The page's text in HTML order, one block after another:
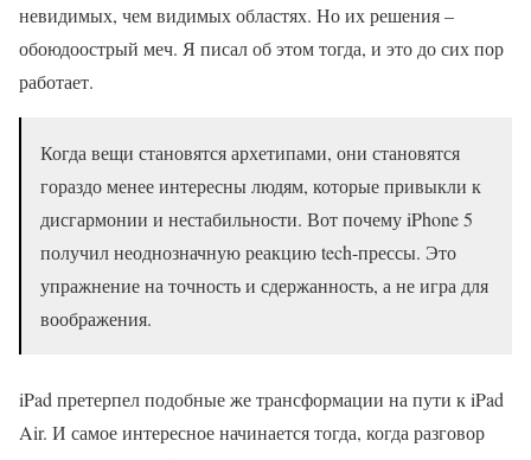
невидимых, чем видимых областях. Но их решения –
обоюдоострый меч. Я писал об этом тогда, и это до сих пор
работает.
Когда вещи становятся архетипами, они становятся
гораздо менее интересны людям, которые привыкли к
дисгармонии и нестабильности. Вот почему iPhone 5
получил неоднозначную реакцию tech-прессы. Это
упражнение на точность и сдержанность, а не игра для
воображения.
iPad претерпел подобные же трансформации на пути к iPad
Air. И самое интересное начинается тогда, когда разговор